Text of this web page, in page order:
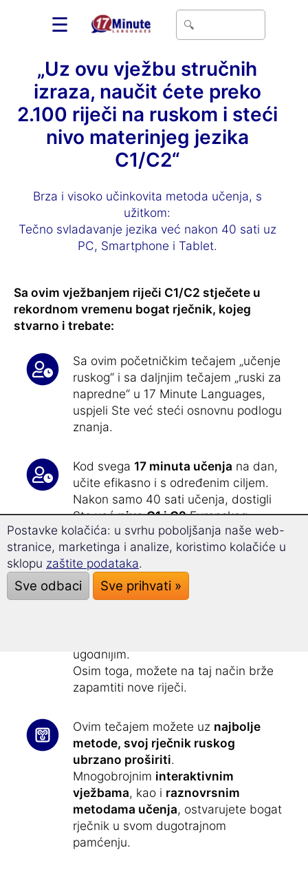
☰
„Uz ovu vježbu stručnih
izraza, naučit ćete preko
2.100 riječi na ruskom i steći
nivo materinjeg jezika
C1/C2“
Brza i visoko učinkovita metoda učenja, s
užitkom:
Tečno svladavanje jezika već nakon 40 sati uz
PC, Smartphone i Tablet.
Sa ovim vježbanjem riječi C1/C2 stječete u
rekordnom vremenu bogat rječnik, kojeg
stvarno i trebate:
Sa ovim početničkim tečajem „učenje
ruskog“ i sa daljnjim tečajem „ruski za
napredne“ u 17 Minute Languages,
uspjeli Ste već steći osnovnu podlogu
znanja.
Kod svega 17 minuta učenja na dan,
učite efikasno i s određenim ciljem.
Nakon samo 40 sati učenja, dostigli
Ste većnivo C1 i C2Europskog
referentnog okvira za poznavanje
jezika.
Vježbanje rječnika – brzo, efektivno
i s užitkom:
ugodnijim.
Osim toga, možete na taj način brže
zapamtiti nove riječi.
Ovim tečajem možete uz najbolje
metode, svoj rječnik ruskog
ubrzano proširiti.
Mnogobrojnim interaktivnim
vježbama, kao i raznovrsnim
metodama učenja, ostvarujete bogat
rječnik u svom dugotrajnom
pamćenju.
Postavke kolačića: u svrhu poboljšanja naše web-
stranice, marketinga i analize, koristimo kolačiće u
sklopu zaštite podataka.
Sve odbaci Sve prihvati »